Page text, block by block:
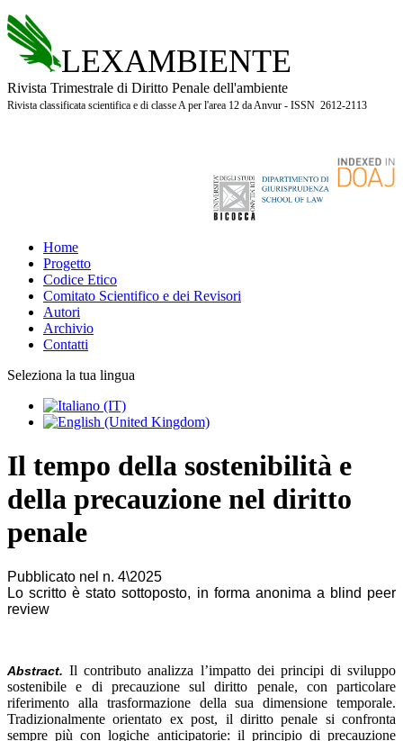
LEXAMBIENTE
Rivista Trimestrale di Diritto Penale dell'ambiente
Rivista classificata scientifica e di classe A per l'area 12 da Anvur - ISSN 2612-2113
Home
Progetto
Codice Etico
Comitato Scientifico e dei Revisori
Autori
Archivio
Contatti
Seleziona la tua lingua
Il tempo della sostenibilità e
della precauzione nel diritto
penale
Pubblicato nel n. 4\2025
Lo scritto è stato sottoposto, in forma anonima a blind peer
review
Abstract.Il contributo analizza l’impatto dei principi di sviluppo
sostenibile e di precauzione sul diritto penale, con particolare
riferimento alla trasformazione della sua dimensione temporale.
Tradizionalmente orientato ex post, il diritto penale si confronta
sempre più con logiche anticipatorie: il principio di precauzione